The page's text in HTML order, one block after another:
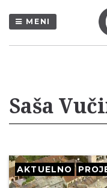
MENI
Saša
AKTUELNO